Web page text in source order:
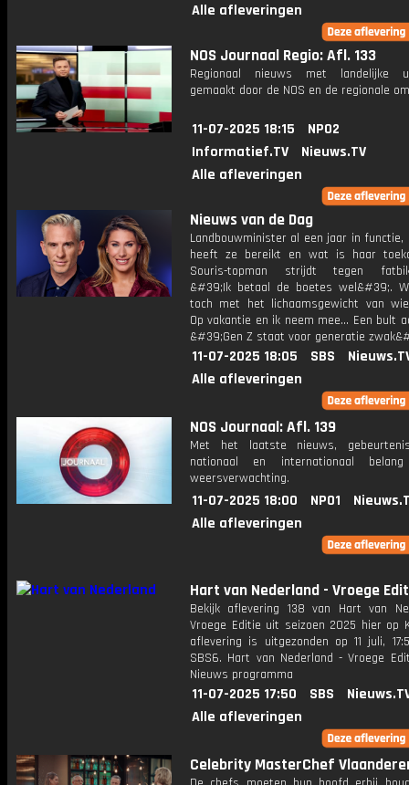
Alle afleveringen
NOS Journaal Regio: Afl. 133
Regionaal nieuws met landelijke
gemaakt door de NOS en de regionale
11-07-2025 18:15
NPO2
Informatief.TV
Nieuws.TV
Alle afleveringen
Nieuws van de Dag
Landbouwminister al een jaar in
heeft ze bereikt en wat is haar
Souris-topman strijdt tegen
&#39;Ik betaal de boetes wel&#39;.
toch met het lichaamsgewicht van
Op vakantie en ik neem mee... Een bult
&#39;Gen Z staat voor generatie
11-07-2025 18:05 SBS
Alle afleveringen
NOS Journaal: Afl. 139
Met het laatste nieuws,
nationaal en internationaal
weersverwachting.
11-07-2025 18:00 NPO1
Alle afleveringen
Hart van Nederland - Vroege
Bekijk aflevering 138 van Hart van
Vroege Editie uit seizoen 2025 hier op
aflevering is uitgezonden op 11 juli,
SBS6. Hart van Nederland - Vroege
Nieuws programma
11-07-2025 17:50 SBS
Alle afleveringen
Celebrity MasterChef